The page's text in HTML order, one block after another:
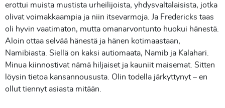
erottui muista mustista urheilijoista, yhdysvaltalaisista, jotka
olivat voimakkaampia ja niin itsevarmoja. Ja Fredericks taas
oli hyvin vaatimaton, mutta omanarvontunto huokui hänestä.
Aloin ottaa selvää hänestä ja hänen kotimaastaan,
Namibiasta. Siellä on kaksi autiomaata, Namib ja Kalahari.
Minua kiinnostivat nämä hiljaiset ja kauniit maisemat. Sitten
löysin tietoa kansannoususta. Olin todella järkyttynyt – en
ollut tiennyt asiasta mitään.